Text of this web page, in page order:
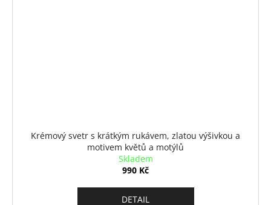
Krémový svetr s krátkým rukávem, zlatou výšivkou a
motivem květů a motýlů
Skladem
990 Kč
DETAIL